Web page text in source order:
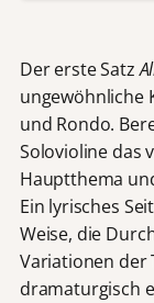
Der erste Satz
ungewöhnliche
und Rondo.
Solovioline das
Hauptthema
Ein lyrisches
Weise, die
Variationen der
dramaturgisch